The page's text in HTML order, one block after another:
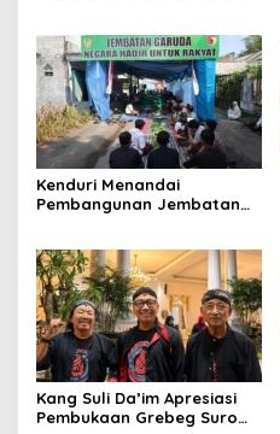
Kenduri Menandai
Pembangunan Jembatan
Kang ​Suli Da’im Apresiasi
Pembukaan Grebeg Suro